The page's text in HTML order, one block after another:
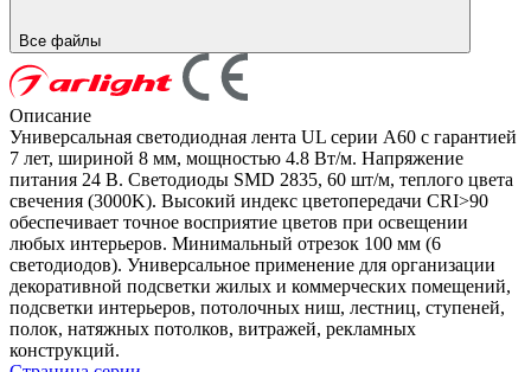
Все файлы
Описание
Универсальная светодиодная лента UL серии A60 с гарантией
7 лет, шириной 8 мм, мощностью 4.8 Вт/м. Напряжение
питания 24 В. Светодиоды SMD 2835, 60 шт/м, теплого цвета
свечения (3000K). Высокий индекс цветопередачи CRI>90
обеспечивает точное восприятие цветов при освещении
любых интерьеров. Минимальный отрезок 100 мм (6
светодиодов). Универсальное применение для организации
декоративной подсветки жилых и коммерческих помещений,
подсветки интерьеров, потолочных ниш, лестниц, ступеней,
полок, натяжных потолков, витражей, рекламных
конструкций.